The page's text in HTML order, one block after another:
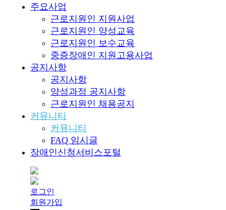
주요사업
근로지원인 지원사업
근로지원인 양성교육
근로지원인 보수교육
중증장애인 지원고용사업
공지사항
공지사항
양성과정 공지사항
근로지원인 채용공지
커뮤니티
커뮤니티
FAQ 임시글
장애인신청서비스포털
로그인
회원가입